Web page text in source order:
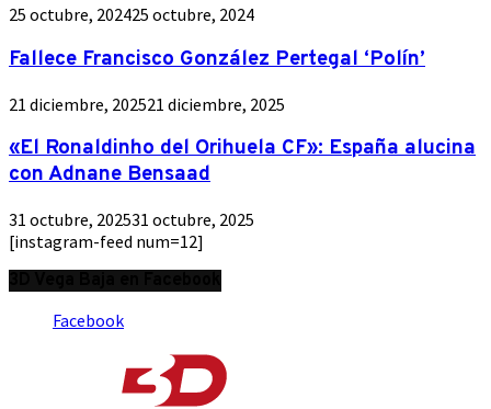
25 octubre, 202425 octubre, 2024
Fallece Francisco González Pertegal ‘Polín’
21 diciembre, 202521 diciembre, 2025
«El Ronaldinho del Orihuela CF»: España alucina
con Adnane Bensaad
31 octubre, 202531 octubre, 2025
[instagram-feed num=12]
Facebook